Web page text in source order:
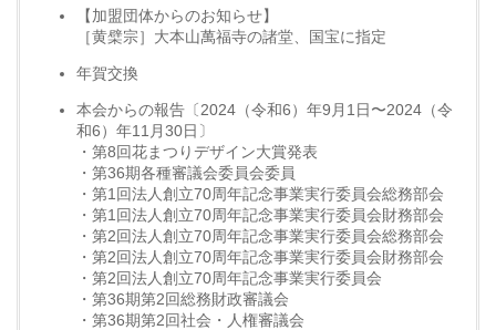
【加盟団体からのお知らせ】
［黄檗宗］大本山萬福寺の諸堂、国宝に指定
年賀交換
本会からの報告〔2024（令和6）年9月1日〜2024（令
和6）年11月30日〕
・第8回花まつりデザイン大賞発表
・第36期各種審議会委員会委員
・第1回法人創立70周年記念事業実行委員会総務部会
・第1回法人創立70周年記念事業実行委員会財務部会
・第2回法人創立70周年記念事業実行委員会総務部会
・第2回法人創立70周年記念事業実行委員会財務部会
・第2回法人創立70周年記念事業実行委員会
・第36期第2回総務財政審議会
・第36期第2回社会・人権審議会